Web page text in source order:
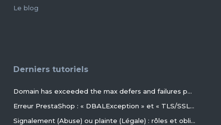
Le blog
Derniers tutoriels
Domain has exceeded the max defers and failures per hour (5/5 (100%)) allowed. Message discarded.
Erreur PrestaShop : « DBALException » et « TLS/SSL invalid directory » avec MariaDB 11.4+ en 2026+
Signalement (Abuse) ou plainte (Légale) : rôles et obligations des parties, conseils et procédures ?